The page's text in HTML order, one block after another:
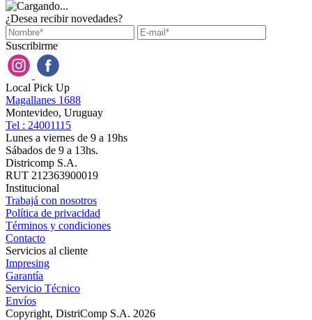
¿Desea recibir novedades?
Suscribirme
Local Pick Up
Magallanes 1688
Montevideo, Uruguay
Tel : 24001115
Lunes a viernes de 9 a 19hs
Sábados de 9 a 13hs.
Districomp S.A.
RUT 212363900019
Institucional
Trabajá con nosotros
Política de privacidad
Términos y condiciones
Contacto
Servicios al cliente
Impresing
Garantía
Servicio Técnico
Envíos
Copyright, DistriComp S.A. 2026